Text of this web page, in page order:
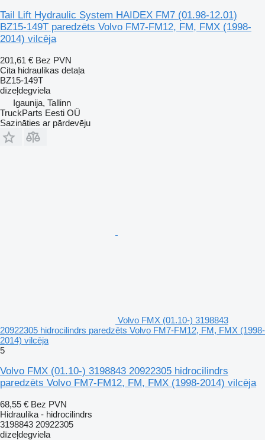
Tail Lift Hydraulic System HAIDEX FM7 (01.98-12.01)
BZ15-149T paredzēts Volvo FM7-FM12, FM, FMX (1998-
2014) vilcēja
201,61 € Bez PVN
Cita hidraulikas detaļa
BZ15-149T
dīzeļdegviela
Igaunija, Tallinn
TruckParts Eesti OÜ
Sazināties ar pārdevēju
Volvo FMX (01.10-) 3198843
20922305 hidrocilindrs paredzēts Volvo FM7-FM12, FM, FMX (1998-
2014) vilcēja
5
Volvo FMX (01.10-) 3198843 20922305 hidrocilindrs
paredzēts Volvo FM7-FM12, FM, FMX (1998-2014) vilcēja
68,55 € Bez PVN
Hidraulika - hidrocilindrs
3198843 20922305
dīzeļdegviela